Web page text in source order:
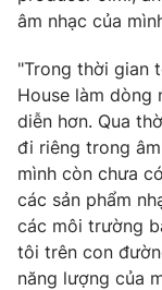
Ðiện thoại Thời báo
Liên hệ quảng cáo:
âm nhạc của
"Trong thời gian
House làm dòng
diễn hơn. Qua
đi riêng trong
mình còn chưa
các sản phẩm
các môi trường
tôi trên con
năng lượng của